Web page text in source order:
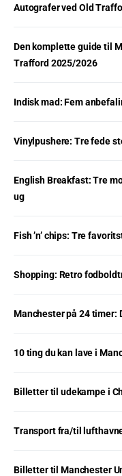
Autografer ved Old
Den komplette guide til
Trafford 2025/2026
Indisk mad: Fem
Vinylpushere: Tre fede
English Breakfast: Tre
ug
Fish ’n’ chips: Tre
Shopping: Retro
Manchester på 24 timer:
10 ting du kan lave i
Billetter til udekampe i
Transport fra/til
Billetter til Manchester